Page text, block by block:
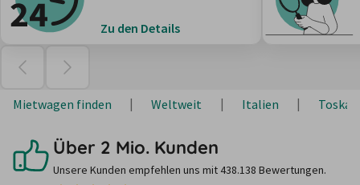
Zu den Details
Mietwagen finden Weltweit Italien
Über 2 Mio. Kunden
Unsere Kunden empfehlen uns mit 438.138 Bewertungen.